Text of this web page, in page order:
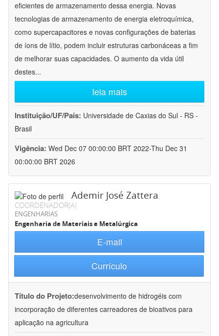
eficientes de armazenamento dessa energia. Novas
tecnologias de armazenamento de energia eletroquímica,
como supercapacitores e novas configurações de baterias
de íons de lítio, podem incluir estruturas carbonáceas a fim
de melhorar suas capacidades. O aumento da vida útil
destes...
leia mais
Instituição/UF/País: Universidade de Caxias do Sul - RS -
Brasil
Vigência: Wed Dec 07 00:00:00 BRT 2022-Thu Dec 31
00:00:00 BRT 2026
Ademir José Zattera
COORDENADOR(A)
ENGENHARIAS
Engenharia de Materiais e Metalúrgica
E-mail
Currículo
Título do Projeto:desenvolvimento de hidrogéis com
incorporação de diferentes carreadores de bioativos para
aplicação na agricultura